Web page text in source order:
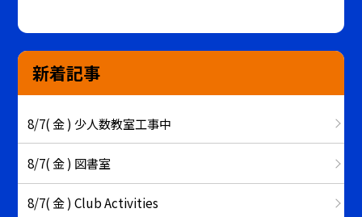
新着記事
8/7( 金 ) 少人数教室工事中
8/7( 金 ) 図書室
8/7( 金 ) Club Activities